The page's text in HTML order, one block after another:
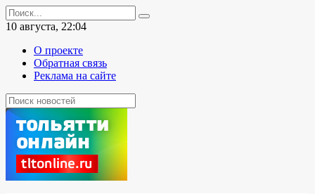
Перейти
к
содержанию
Search
for:
10 августа, 22:04
О проекте
Обратная связь
Реклама на сайте